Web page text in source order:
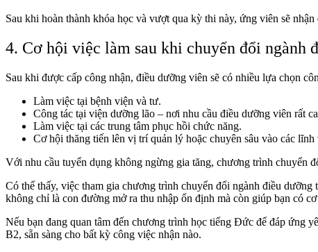
Sau khi hoàn thành khóa học và vượt qua kỳ thi này, ứng viên sẽ
4. Cơ hội việc làm sau khi chuyển đổi ngành
Sau khi được cấp công nhận, điều dưỡng viên sẽ có nhiều lựa chọn
Làm việc tại bệnh viện và tư.
Công tác tại viện dưỡng lão – nơi nhu cầu điều dưỡng viên rất
Làm việc tại các trung tâm phục hồi chức năng.
Cơ hội thăng tiến lên vị trí quản lý hoặc chuyên sâu vào các
Với nhu cầu tuyển dụng không ngừng gia tăng, chương trình chuyển
Có thể thấy, việc tham gia chương trình chuyển đổi ngành điều
không chỉ là con đường mở ra thu nhập ổn định mà còn giúp bạn có
Nếu bạn đang quan tâm đến chương trình học tiếng Đức để đáp ứng
B2, sẵn sàng cho bất kỳ công việc nhận nào.